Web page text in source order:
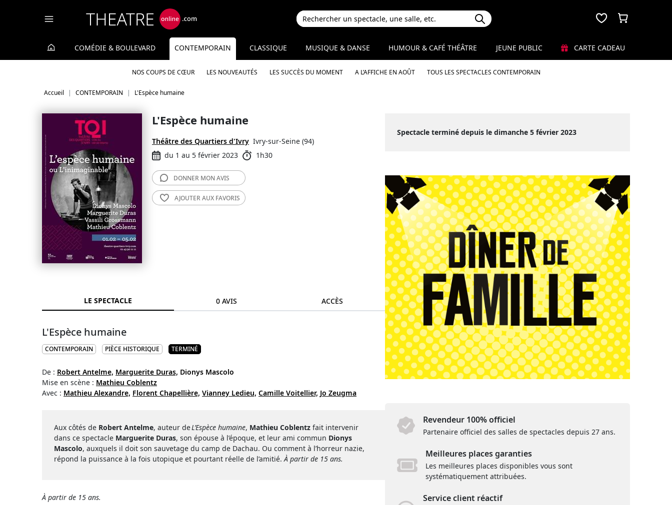
COMÉDIE & BOULEVARD CONTEMPORAIN
NOS COUPS DE CŒUR LES NOUVEAUTÉS LES SUCCÈS DU MOMENT A L’AFFICHE EN AOÛT TOUS LES SPECTACLES CONTEMPORAIN
CLASSIQUE MUSIQUE & DANSE HUMOUR & CAFÉ THÉÂTRE JEUNE PUBLIC CARTE CADEAU
Accueil CONTEMPORAIN L'Espèce humaine
L'Espèce humaine
Théâtre des Quartiers d'Ivry Ivry-sur-Seine (94)
du 1 au 5 février 2023
1h30
DONNER MON AVIS
AJOUTER AUX FAVORIS
LE SPECTACLE 0 AVIS ACCÈS
L'Espèce humaine
CONTEMPORAIN PIÈCE HISTORIQUE TERMINÉ
De : Robert Antelme, Marguerite Duras, Dionys Mascolo
Mise en scène : Mathieu Coblentz
Avec : Mathieu Alexandre, Florent Chapellière, Vianney Ledieu, Camille Voitellier, Jo Zeugma
Aux côtés de Robert Antelme, auteur deL’Espèce humaine, Mathieu Coblentz fait intervenir
dans ce spectacle Marguerite Duras, son épouse à l’époque, et leur ami commun Dionys
Mascolo, auxquels il doit son sauvetage du camp de Dachau. Ou comment à l’horreur nazie,
répond la puissance à la fois utopique et pourtant réelle de l’amitié.À partir de 15 ans.
À partir de 15 ans.
Spectacle terminé depuis le dimanche 5 février 2023
Revendeur 100% officiel
Partenaire officiel des salles de spectacles depuis 27 ans.
Meilleures places garanties
Les meilleures places disponibles vous sont
systématiquement attribuées.
Service client réactif